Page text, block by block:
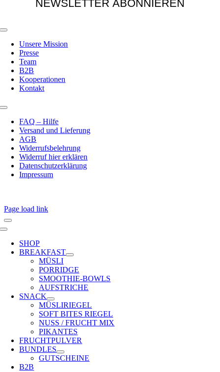
Toggle
NavigationUnsere Mission
Presse
Team
B2B
Kooperationen
Kontakt
Toggle
NavigationFAQ – Hilfe
Versand und Lieferung
AGB
Widerrufsbelehrung
Widerruf hier erklären
Datenschutzerklärung
Impressum
Page load link
Toggle
Navigation
SHOP
BREAKFAST
MÜSLI
PORRIDGE
SMOOTHIE-BOWLS
AUFSTRICHE
SNACK
MÜSLIRIEGEL
SOFT BITES RIEGEL
NUSS / FRUCHT MIX
PIKANTES
FRUCHTPULVER
BUNDLES
GUTSCHEINE
B2B